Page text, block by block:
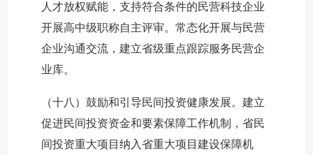
人才放权赋能，支持符合条件的民营科技企业
开展高中级职称自主评审。常态化开展与民营
企业沟通交流，建立省级重点跟踪服务民营企
业库。
（十八）鼓励和引导民间投资健康发展。建立
促进民间投资资金和要素保障工作机制，省民
间投资重大项目纳入省重大项目建设保障机